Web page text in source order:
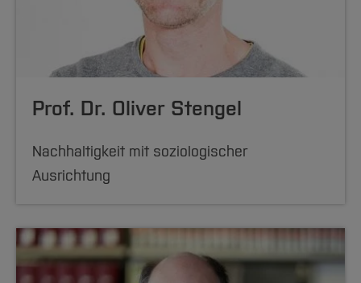
Prof. Dr. Oliver Stengel
Nachhaltigkeit mit soziologischer
Ausrichtung